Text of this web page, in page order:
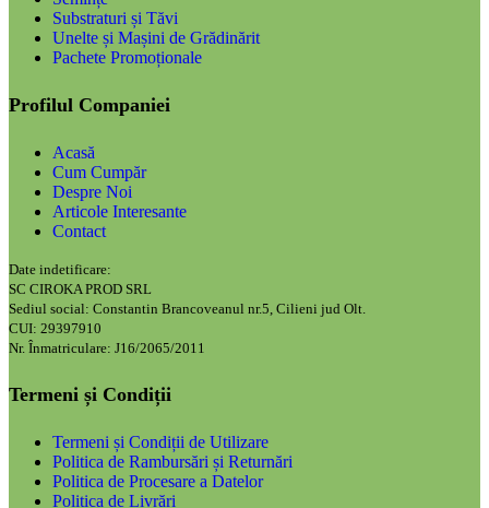
Substraturi și Tăvi
Unelte și Mașini de Grădinărit
Pachete Promoționale
Profilul Companiei
Acasă
Cum Cumpăr
Despre Noi
Articole Interesante
Contact
Date indetificare:
SC CIROKA PROD SRL
Sediul social: Constantin Brancoveanul nr.5, Cilieni jud Olt.
CUI: 29397910
Nr. Înmatriculare: J16/2065/2011
Termeni și Condiții
Termeni și Condiții de Utilizare
Politica de Rambursări și Returnări
Politica de Procesare a Datelor
Politica de Livrări